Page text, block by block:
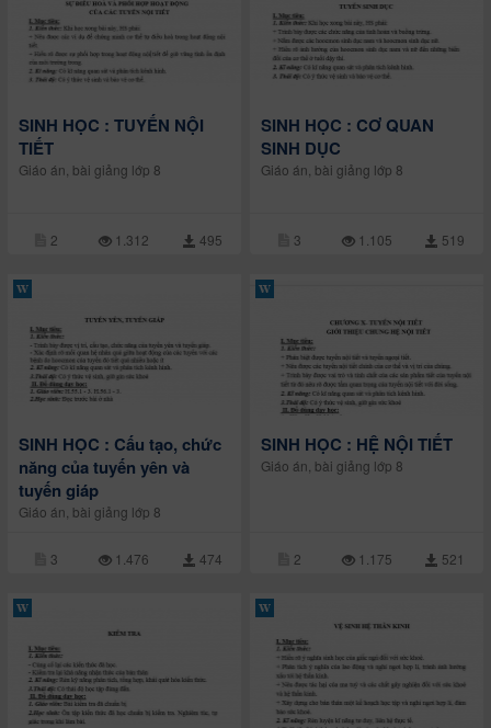
SINH HỌC : TUYẾN NỘI
TIẾT
Giáo án, bài giảng lớp 8
2 1.312 495
SINH HỌC : CƠ QUAN
SINH DỤC
Giáo án, bài giảng lớp 8
3 1.105 519
SINH HỌC : Cấu tạo, chức
năng của tuyến yên và
tuyến giáp
Giáo án, bài giảng lớp 8
3 1.476 474
SINH HỌC : HỆ NỘI TIẾT
Giáo án, bài giảng lớp 8
2 1.175 521